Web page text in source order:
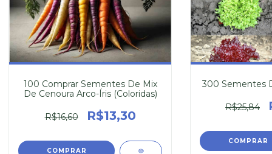
100 Comprar Sementes De Mix
De Cenoura Arco-Íris (Coloridas)
R$16,60 R$13,30
300 Sementes
R$25,84